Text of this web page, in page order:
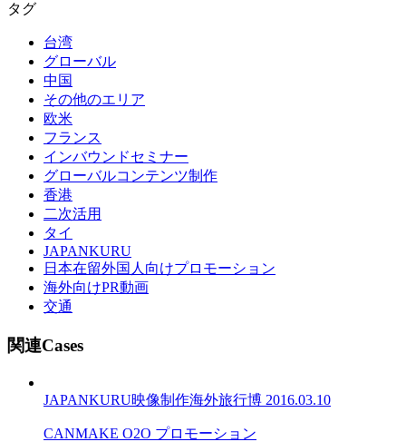
タグ
台湾
グローバル
中国
その他のエリア
欧米
フランス
インバウンドセミナー
グローバルコンテンツ制作
香港
二次活用
タイ
JAPANKURU
日本在留外国人向けプロモーション
海外向けPR動画
交通
関連Cases
JAPANKURU映像制作海外旅行博 2016.03.10
CANMAKE O2O プロモーション